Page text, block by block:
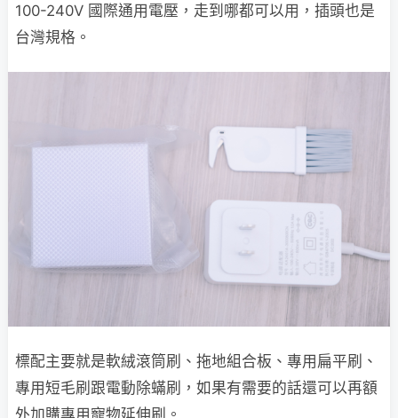
100-240V 國際通用電壓，走到哪都可以用，插頭也是
台灣規格。
標配主要就是軟絨滾筒刷、拖地組合板、專用扁平刷、
專用短毛刷跟電動除蟎刷，如果有需要的話還可以再額
外加購專用寵物延伸刷。